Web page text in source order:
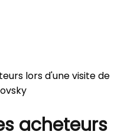
lors d'une visite de
acheteurs